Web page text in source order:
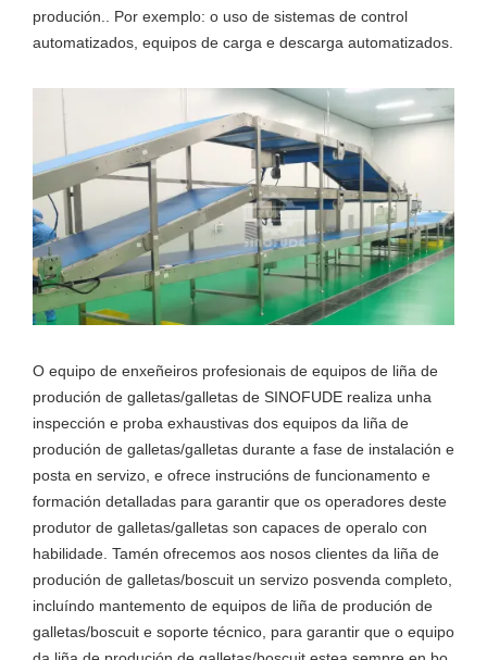
produción.. Por exemplo: o uso de sistemas de control
automatizados, equipos de carga e descarga automatizados.
O equipo de enxeñeiros profesionais de equipos de liña de
produción de galletas/galletas de SINOFUDE realiza unha
inspección e proba exhaustivas dos equipos da liña de
produción de galletas/galletas durante a fase de instalación e
posta en servizo, e ofrece instrucións de funcionamento e
formación detalladas para garantir que os operadores deste
produtor de galletas/galletas son capaces de operalo con
habilidade. Tamén ofrecemos aos nosos clientes da liña de
produción de galletas/boscuit un servizo posvenda completo,
incluíndo mantemento de equipos de liña de produción de
galletas/boscuit e soporte técnico, para garantir que o equipo